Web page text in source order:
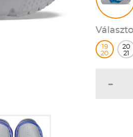
19
20
20
21
-